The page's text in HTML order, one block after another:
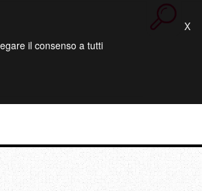
il consenso a tutti
X